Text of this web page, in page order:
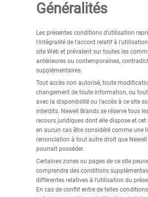
Généralités
Les présentes conditions d’utilisation
l'intégralité de l'accord relatif à
site Web et prévalent sur toutes les
antérieures ou contemporaines,
supplémentaires.
Tout accès non autorisé, toute
changement de toute information, ou
avec la disponibilité ou l'accès à ce site
interdits. Newell Brands se réserve tous
recours juridiques dont elle dispose et cet
en aucun cas être considéré comme une
renonciation à tout autre droit que Newell
pourrait posséder.
Certaines zones ou pages de ce site
comprendre des conditions
différentes relatives à l'utilisation du
En cas de conflit entre de telles